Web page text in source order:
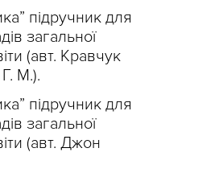
підручник для
загальної
(авт. Кравчук
М.).
підручник для
загальної
(авт. Джон